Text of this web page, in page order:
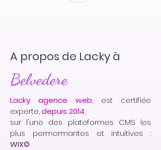
A propos de Lacky à
Belvedere
Lacky agence web, est certifiée
experte,depuis 2014,
sur l'une des plateformes CMS les
plus permormantes et intuitives :
WIX©